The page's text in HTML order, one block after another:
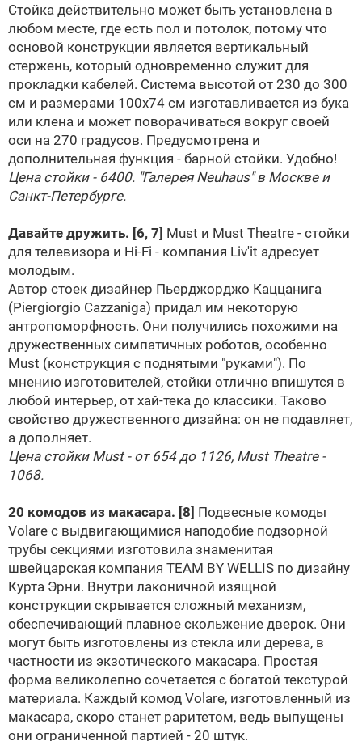
Стойка действительно может быть установлена в
любом месте, где есть пол и потолок, потому что
основой конструкции является вертикальный
стержень, который одновременно служит для
прокладки кабелей. Система высотой от 230 до 300
см и размерами 100х74 см изготавливается из бука
или клена и может поворачиваться вокруг своей
оси на 270 градусов. Предусмотрена и
дополнительная функция - барной стойки. Удобно!
Цена стойки - 6400. "Галерея Neuhaus" в Москве и
Санкт-Петербурге.
Давайте дружить. [6, 7] Must и Must Theatre - стойки
для телевизора и Hi-Fi - компания Liv'it адресует
молодым.
Автор стоек дизайнер Пьерджорджо Каццанига
(Piergiorgio Cazzaniga) придал им некоторую
антропоморфность. Они получились похожими на
дружественных симпатичных роботов, особенно
Must (конструкция с поднятыми "руками"). По
мнению изготовителей, стойки отлично впишутся в
любой интерьер, от хай-тека до классики. Таково
свойство дружественного дизайна: он не подавляет,
а дополняет.
Цена стойки Must - от 654 до 1126, Must Theatre -
1068.
20 комодов из макасара. [8] Подвесные комоды
Volare с выдвигающимися наподобие подзорной
трубы секциями изготовила знаменитая
швейцарская компания TEAM BY WELLIS по дизайну
Курта Эрни. Внутри лаконичной изящной
конструкции скрывается сложный механизм,
обеспечивающий плавное скольжение дверок. Они
могут быть изготовлены из стекла или дерева, в
частности из экзотического макасара. Простая
форма великолепно сочетается с богатой текстурой
материала. Каждый комод Volare, изготовленный из
макасара, скоро станет раритетом, ведь выпущены
они ограниченной партией - 20 штук.